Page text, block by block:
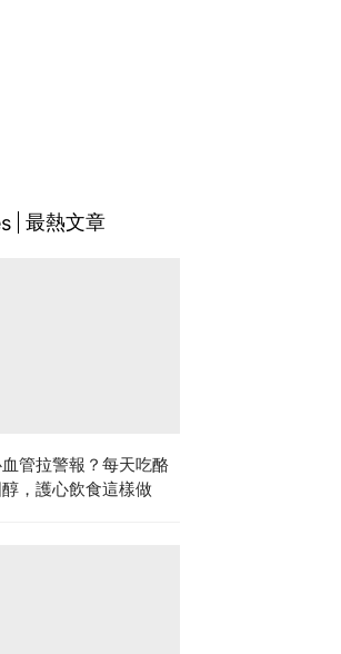
最熱文章
管拉警報？每天吃酪
，護心飲食這樣做